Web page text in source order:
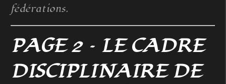
fédérations.
PAGE 2 – LE CADRE
DISCIPLINAIRE DE